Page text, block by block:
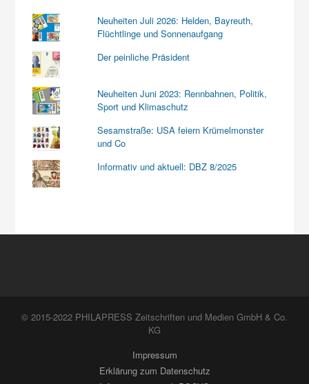
Neuheiten Juli 2026: Helden, Bayreuth,
Flüchtlinge und Sonnenaufgang
Der peinliche Präsident
Neuheiten Juni 2023: Rennbahnen, Politik,
Sport und Klimaschutz
Sesamstraße: USA feiern Krümelmonster
und Co
Informativ und aktuell: DBZ 8/2025
© 2015-2022 PHILAPRESS Zeitschriften und Medien GmbH & Co.
KG
Impressum
Erklärung zum Datenschutz